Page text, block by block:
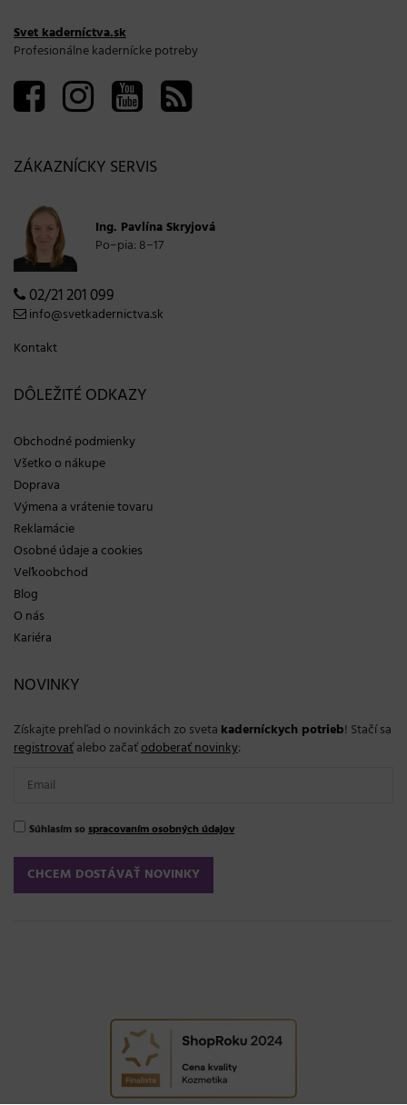
Svet kaderníctva.sk
Profesionálne kadernícke potreby
ZÁKAZNÍCKY SERVIS
Ing. Pavlína Skryjová
Po−pia: 8−17
02/21 201 099
info@svetkadernictva.sk
Kontakt
DÔLEŽITÉ ODKAZY
Obchodné podmienky
Všetko o nákupe
Doprava
Výmena a vrátenie tovaru
Reklamácie
Osobné údaje a cookies
Veľkoobchod
Blog
O nás
Kariéra
NOVINKY
Získajte prehľad o novinkách zo sveta kaderníckych potrieb! Stačí sa
registrovaťalebo začaťodoberať novinky:
Súhlasím so spracovaním osobných údajov